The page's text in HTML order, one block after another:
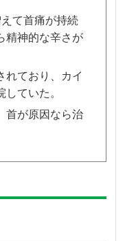
て首痛が持続
精神的な辛さが
れており、カイ
ていた。
首が原因なら治